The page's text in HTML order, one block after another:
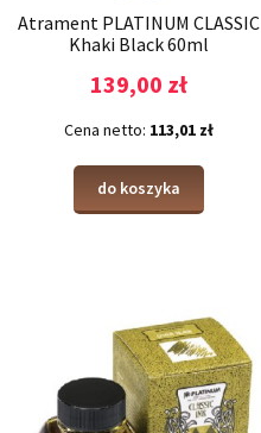
Atrament PLATINUM CLASSIC
Khaki Black 60ml
139,00 zł
Cena netto: 113,01 zł
do koszyka